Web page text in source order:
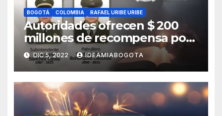
BOGOTÁ COLOMBIA RAFAEL URIBE URIBE
Autoridades ofrecen $ 200
millones de recompensa por
asesinato de dos policías en
Bosa, sur de Bogotá
DIC 5, 2022 IDEAMIABOGOTA